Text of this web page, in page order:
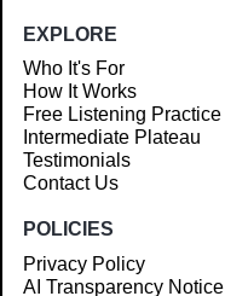
EXPLORE
Who It's For
How It Works
Free Listening Practice
Intermediate Plateau
Testimonials
Contact Us
POLICIES
Privacy Policy
AI Transparency Notice